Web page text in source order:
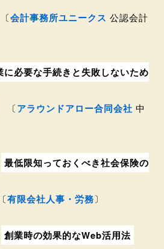
〔会計事務所ユニークス 公認会計
に必要な手続きと失敗しないため
〔アラウンドアロー合同会社 中
最低限知っておくべき社会保険の
〔有限会社人事・労務〕
創業時の効果的なWeb活用法